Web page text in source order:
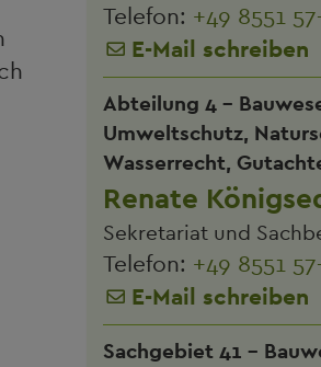
Telefon: +49 8551
E-Mail schreiben
Abteilung 4 -
Umweltschutz,
Wasserrecht,
Renate
Sekretariat und
Telefon: +49 8551
E-Mail schreiben
Sachgebiet 41 -